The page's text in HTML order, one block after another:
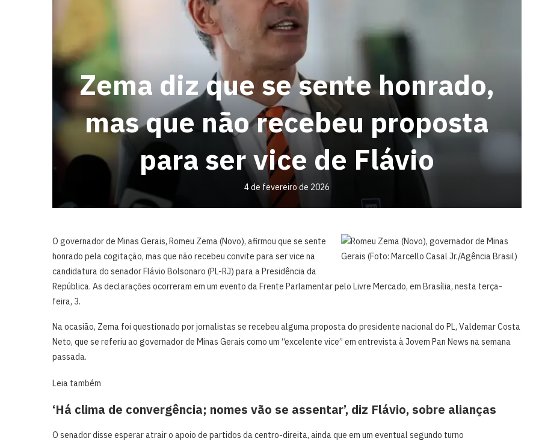
Zema diz que se sente honrado,
mas que não recebeu proposta
para ser vice de Flávio
4 de fevereiro de 2026
O governador de Minas Gerais, Romeu Zema (Novo), afirmou que se sente
honrado pela cogitação, mas que não recebeu convite para ser vice na
candidatura do senador Flávio Bolsonaro (PL-RJ) para a Presidência da
República. As declarações ocorreram em um evento da Frente Parlamentar pelo Livre Mercado, em Brasília, nesta terça-
feira, 3.
Na ocasião, Zema foi questionado por jornalistas se recebeu alguma proposta do presidente nacional do PL, Valdemar Costa
Neto, que se referiu ao governador de Minas Gerais como um “excelente vice” em entrevista à Jovem Pan News na semana
passada.
Leia também
‘Há clima de convergência; nomes vão se assentar’, diz Flávio, sobre alianças
O senador disse esperar atrair o apoio de partidos da centro-direita, ainda que em um eventual segundo turno